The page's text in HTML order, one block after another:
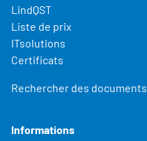
LindQST
Liste de prix
ITsolutions
Certificats
Rechercher des documents
Informations